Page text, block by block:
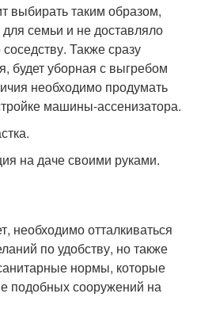
выбирать таким образом,
семьи и не доставляло
Также сразу
будет уборная с выгребом
необходимо продумать
машины-ассенизатора.
на даче своими руками.
необходимо отталкиваться
по удобству, но также
нормы, которые
подобных сооружений на